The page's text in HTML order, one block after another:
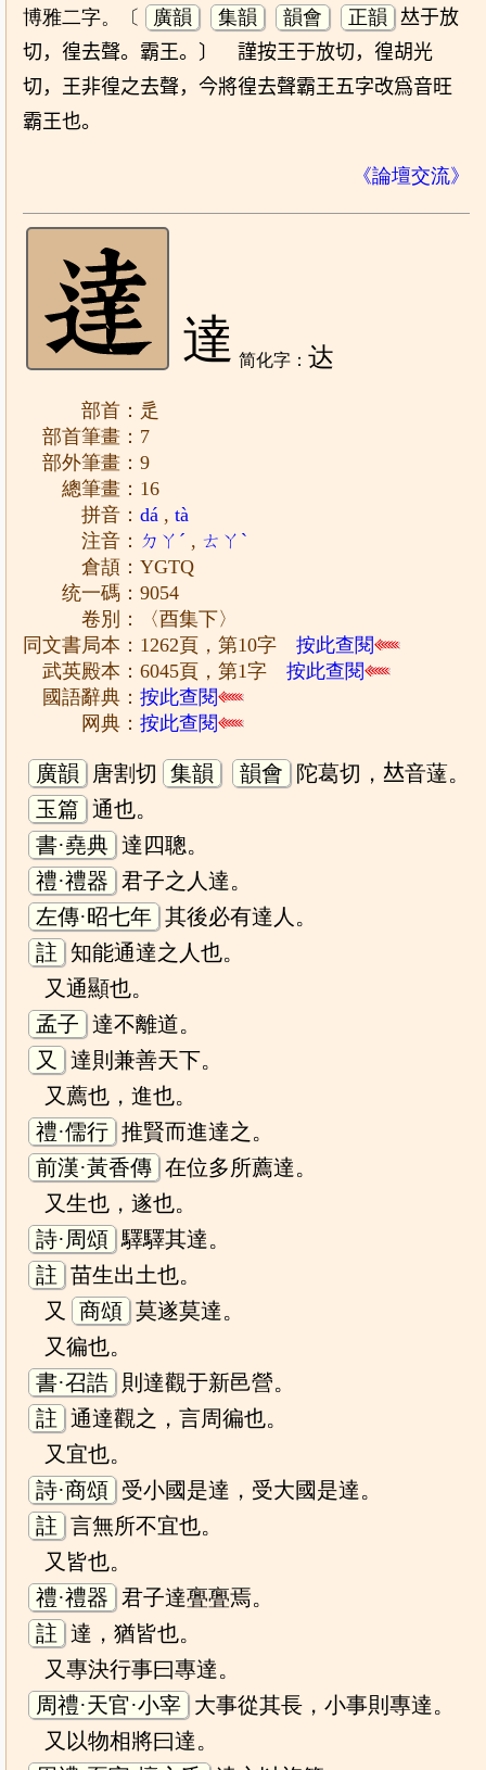
博雅二字。〔
廣韻 集韻 韻會 正韻
𠀤于放
切，徨去聲。霸王。〕 謹按王于放切，徨胡光
切，王非徨之去聲，今將徨去聲霸王五字改爲音旺
霸王也。
《論壇交流》
達 简化字：达
部首：辵
部首筆畫：7
部外筆畫：9
總筆畫：16
拼音：dá ,tà
注音： ㄉㄚˊ , ㄊㄚˋ
倉頡：YGTQ
统一碼：9054
卷別：〈酉集下〉
同文書局本：1262頁，第10字按此查閱
武英殿本：6045頁，第1字按此查閱
國語辭典：按此查閱
网典：按此查閱
廣韻 唐割切 集韻 韻會
陀葛切，𠀤音薘。
玉篇 通也。
書·堯典 達四聰。
禮·禮器 君子之人達。
左傳·昭七年 其後必有達人。
註 知能通達之人也。
又通顯也。
孟子 達不離道。
又
達則兼善天下。
又薦也，進也。
禮·儒行 推賢而進達之。
前漢·黃香傳 在位多所薦達。
又生也，遂也。
詩·周頌 驛驛其達。
註 苗生出土也。
又
商頌 莫遂莫達。
又徧也。
書·召誥
則達觀于新邑營。
註 通達觀之，言周徧也。
又宜也。
詩·商頌 受小國是達，受大國是達。
註 言無所不宜也。
又皆也。
禮·禮器 君子達亹亹焉。
註 達，猶皆也。
又專決行事曰專達。
周禮·天官·小宰 大事從其長，小事則專達。
又以物相將曰達。